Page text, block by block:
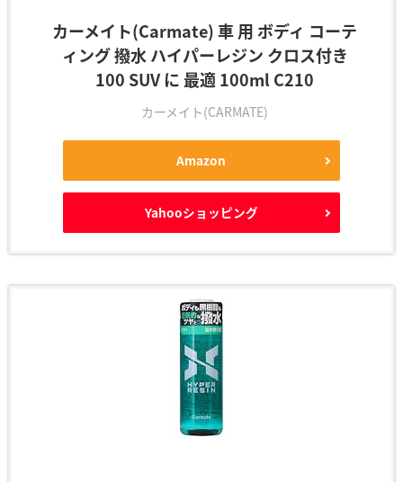
カーメイト(Carmate) 車 用 ボディ コーテ
ィング 撥水 ハイパーレジン クロス付き
100 SUV に 最適 100ml C210
カーメイト(CARMATE)
Amazon
Yahooショッピング